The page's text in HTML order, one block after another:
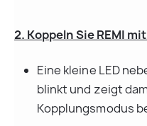
2. Koppeln Sie REMI
Eine kleine LED
blinkt und zeigt
Kopplungsmodus